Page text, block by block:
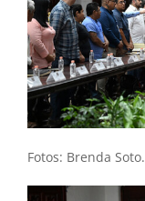
Fotos: Brenda Soto.